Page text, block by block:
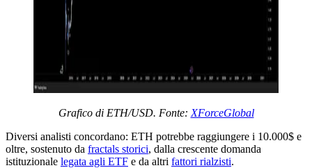
Grafico di ETH/USD. Fonte: XForceGlobal
Diversi analisti concordano: ETH potrebbe raggiungere i 10.000$ e
oltre, sostenuto da fractals storici, dalla crescente domanda
istituzionale legata agli ETF e da altri fattori rialzisti.